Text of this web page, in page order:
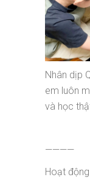
Nhân dịp
em luôn
và học
————
Hoạt